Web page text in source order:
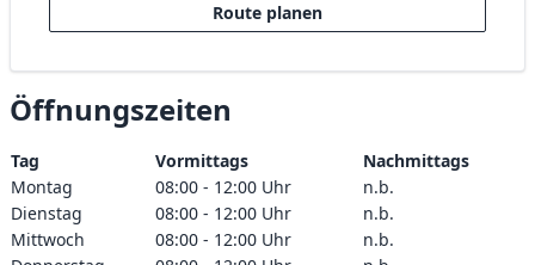
Route planen
Öffnungszeiten
Tag Vormittags
Nachmittags
Montag
08:00 - 12:00 Uhr
n.b.
Dienstag
08:00 - 12:00 Uhr
n.b.
Mittwoch
08:00 - 12:00 Uhr
n.b.